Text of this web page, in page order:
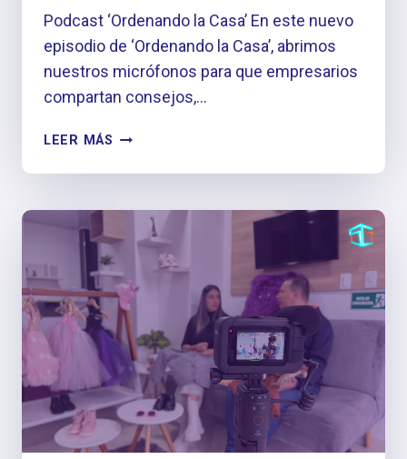
Podcast ‘Ordenando la Casa’ En este nuevo
episodio de ‘Ordenando la Casa’, abrimos
nuestros micrófonos para que empresarios
compartan consejos,…
LEER MÁS EPISODIO
ALIANZAS
CONECTANDO
PARA
EL
ÉXITO
EMPRESARIAL